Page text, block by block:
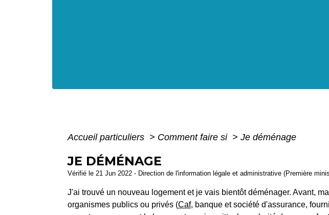
Accueil particuliers > Comment faire si > Je déménage
JE DÉMÉNAGE
Vérifié le 21 Jun 2022 - Direction de l'information légale et administrative (Première
J'ai trouvé un nouveau logement et je vais bientôt déménager. Avant,
organismes publics ou privés (Caf, banque et société d'assurance,